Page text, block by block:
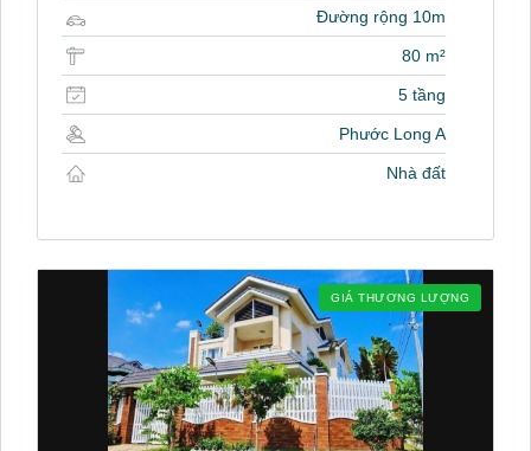
Đường rộng 10m
80 m²
5 tầng
Phước Long A
Nhà đất
GIÁ THƯƠNG LƯỢNG